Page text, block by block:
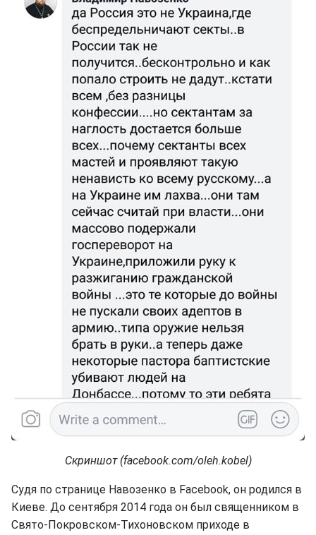
Скриншот (facebook.com/oleh.kobel)
Судя по странице Навозенко в Facebook, он родился в
Киеве. До сентября 2014 года он был священником в
Свято-Покровском-Тихоновском приходе в